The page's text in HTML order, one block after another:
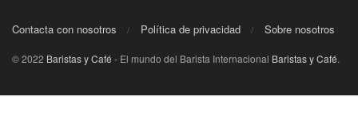
Contacta con nosotros Política de privacidad Sobre nosotros
© 2022 Baristas y Café - El mundo del Barista Internacional Baristas y Café.